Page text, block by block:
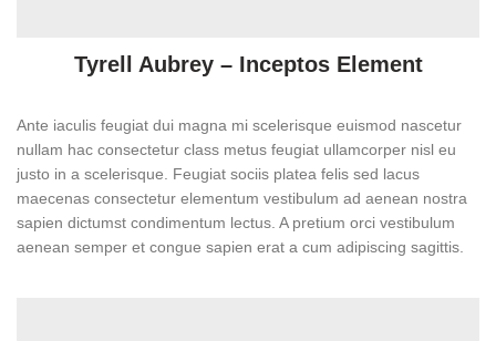
Tyrell Aubrey – Inceptos Element
Ante iaculis feugiat dui magna mi scelerisque euismod nascetur
nullam hac consectetur class metus feugiat ullamcorper nisl eu
justo in a scelerisque. Feugiat sociis platea felis sed lacus
maecenas consectetur elementum vestibulum ad aenean nostra
sapien dictumst condimentum lectus. A pretium orci vestibulum
aenean semper et congue sapien erat a cum adipiscing sagittis.